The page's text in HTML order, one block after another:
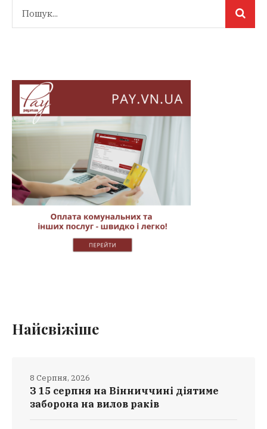
Найсвіжіше
З 15 серпня на Вінниччині діятиме
заборона на вилов раків
8 Серпня, 2026